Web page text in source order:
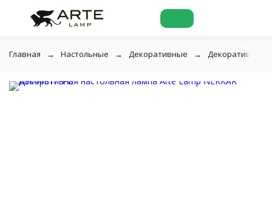
Главная Настольные Декоративные Декоративная